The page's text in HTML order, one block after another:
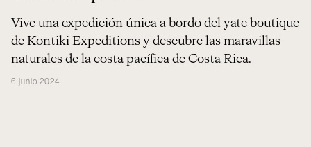
Vive una expedición única a bordo del yate boutique
de Kontiki Expeditions y descubre las maravillas
naturales de la costa pacífica de Costa Rica.
6 junio 2024